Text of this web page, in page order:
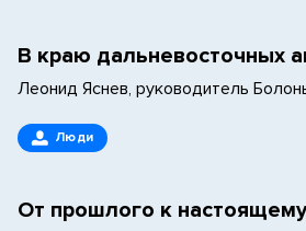
В краю дальневосточных
Леонид Яснев, руководитель
Люди
От прошлого к настоящему